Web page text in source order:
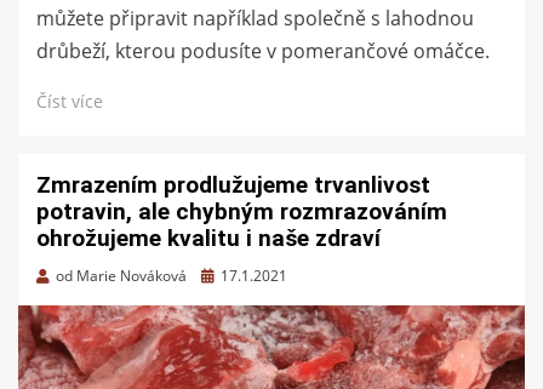
můžete připravit například společně s lahodnou
drůbeží, kterou podusíte v pomerančové omáčce.
Číst více
Zmrazením prodlužujeme trvanlivost
potravin, ale chybným rozmrazováním
ohrožujeme kvalitu i naše zdraví
od Marie Nováková
Zveřejněno
17.1.2021